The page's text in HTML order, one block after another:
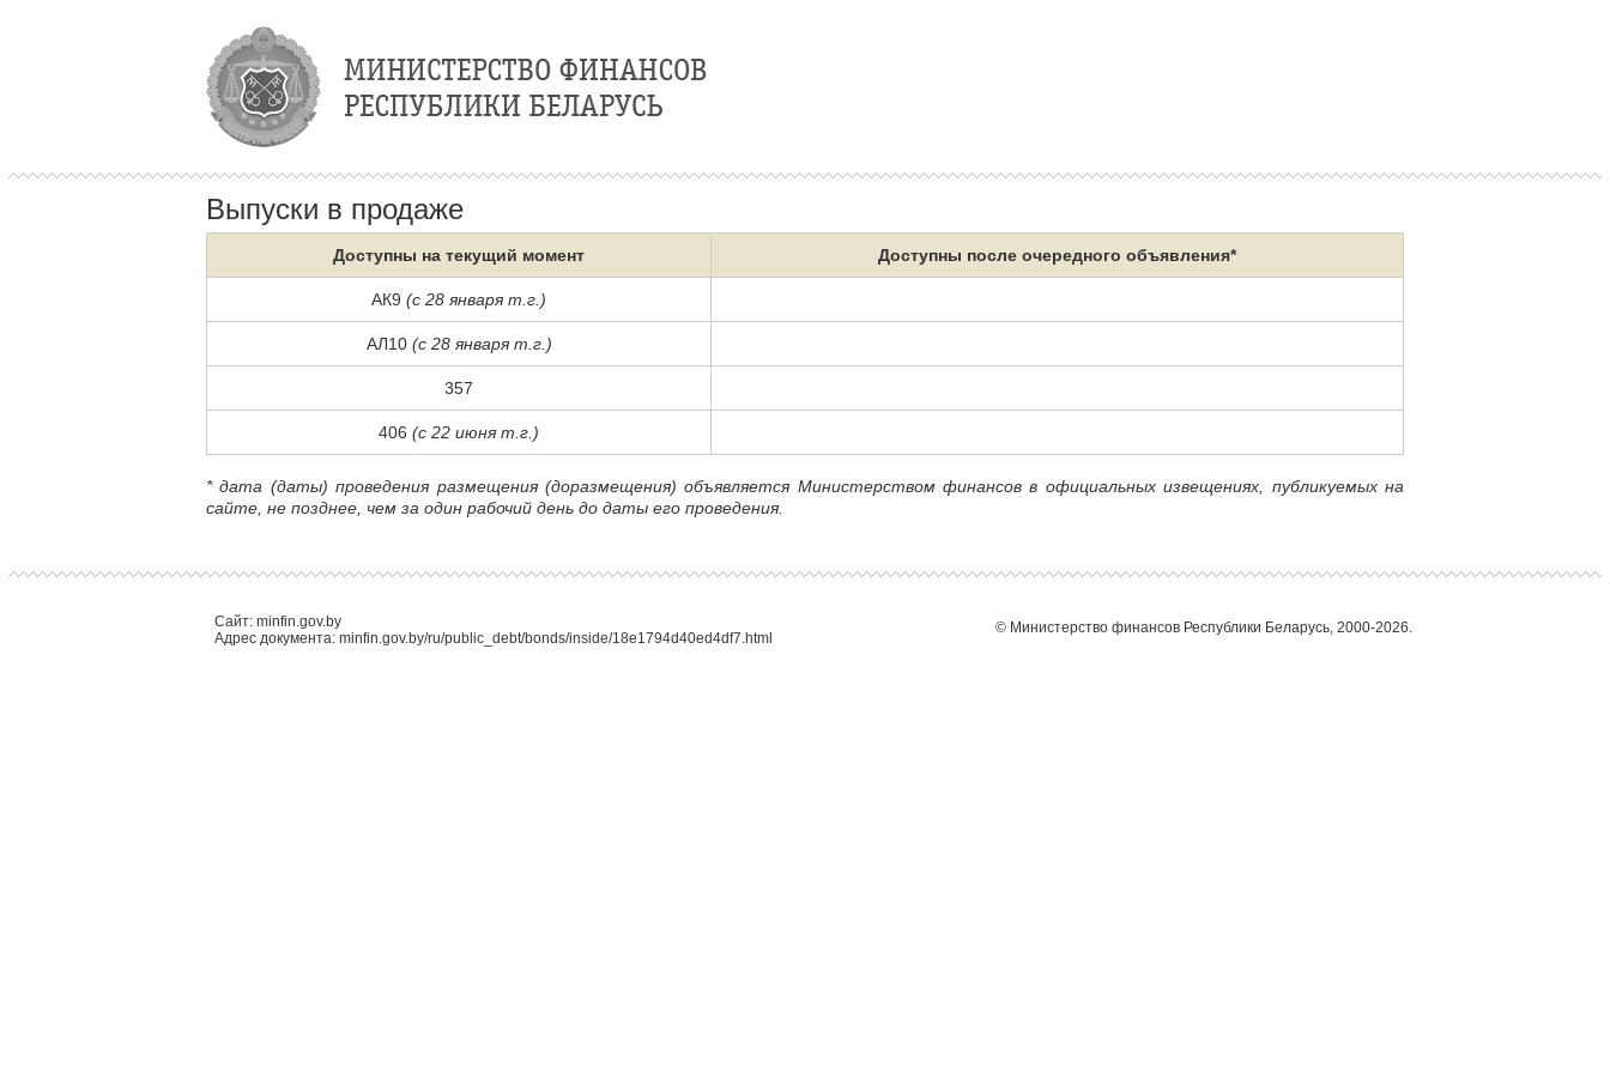
Выпуски в продаже
Доступны на текущий момент Доступны после очередного объявления*
АК9 (с 28 января т.г.)
АЛ10 (с 28 января т.г.)
357
406 (с 22 июня т.г.)
* дата (даты) проведения размещения (доразмещения) объявляется Министерством финансов в официальных извещениях, публикуемых на
сайте, не позднее, чем за один рабочий день до даты его проведения.
© Министерство финансов Республики Беларусь, 2000-2026.
Сайт: minfin.gov.by
Адрес документа: minfin.gov.by/ru/public_debt/bonds/inside/18e1794d40ed4df7.html